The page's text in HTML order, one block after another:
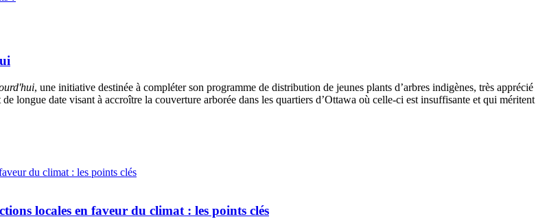
, une initiative destinée à compléter son programme de distribution de jeunes plants d’arbres indigènes, très apprécié
longue date visant à accroître la couverture arborée dans les quartiers d’Ottawa où celle-ci est insuffisante et qui méritent
locales en faveur du climat : les points clés